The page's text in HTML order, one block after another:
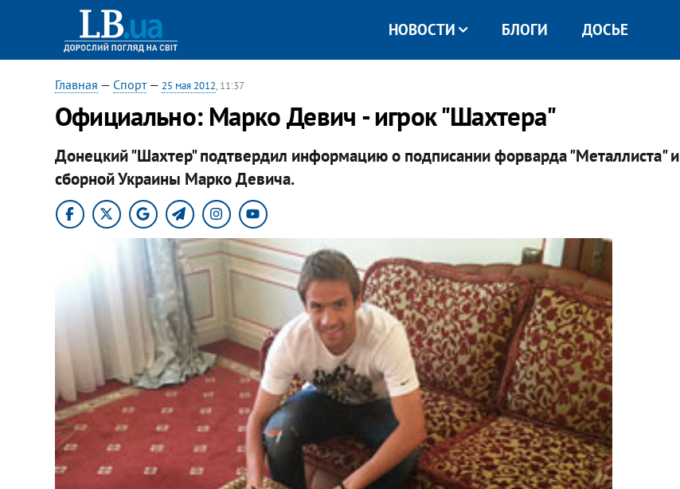
НОВОСТИ БЛОГИ ДОСЬЕ
Главная — Спорт— 25 мая 2012, 11:37
Официально: Марко Девич - игрок "Шахтера"
Донецкий "Шахтер" подтвердил информацию о подписании форварда "Металлиста" и
сборной Украины Марко Девича.